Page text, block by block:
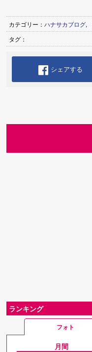
カテゴリー：ハナサカブログ,
タグ：
シェアする
ランキング
フォト
月間